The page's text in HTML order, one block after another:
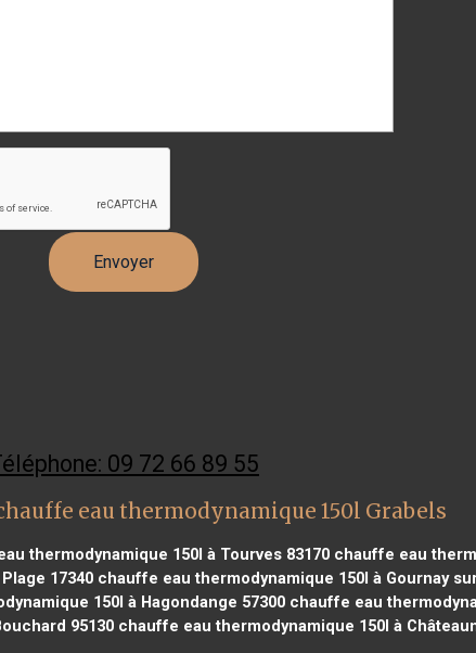
09 72 66 89 55
eau thermodynamique 150l Grabels
thermodynamique 150l à Tourves 83170 chauffe eau
17340chauffe eau thermodynamique 150l à Gournay
150l à Hagondange 57300chauffe eau
95130 chauffe eau thermodynamique 150l à